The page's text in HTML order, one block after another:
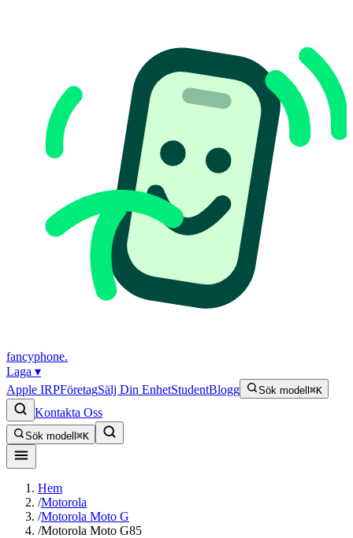
fancyphone.
Laga ▾
Apple IRPFöretagSälj Din EnhetStudentBlogg Sök modell ⌘K
Kontakta Oss
Sök modell ⌘K
Hem
/Motorola
/Motorola Moto G
/Motorola Moto G85